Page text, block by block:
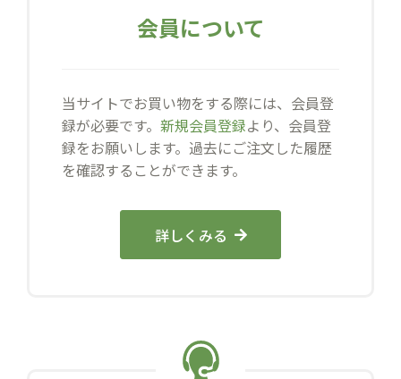
会員について
当サイトでお買い物をする際には、会員登
録が必要です。 新規会員登録より、会員登
録をお願いします。過去にご注文した履歴
を確認することができます。
詳しくみる